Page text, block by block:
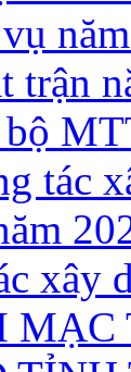
trận
xây